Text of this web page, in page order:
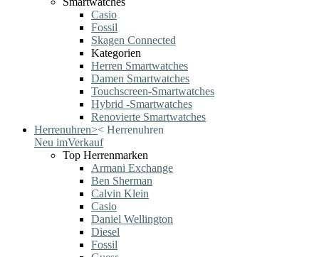
Casio
Fossil
Skagen Connected
Kategorien
Herren Smartwatches
Damen Smartwatches
Touchscreen-Smartwatches
Hybrid -Smartwatches
Renovierte Smartwatches
Herrenuhren>< Herrenuhren
Neu imVerkauf
Top Herrenmarken
Armani Exchange
Ben Sherman
Calvin Klein
Casio
Daniel Wellington
Diesel
Fossil